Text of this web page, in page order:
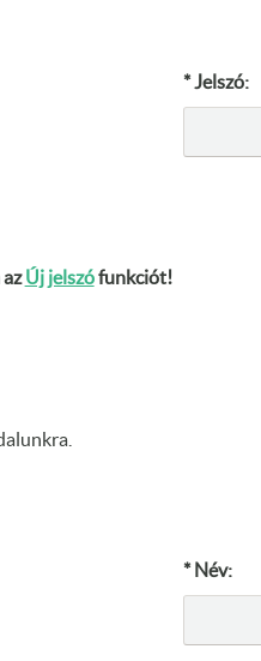
* Jelszó:
azÚj jelszófunkciót!
* Név: